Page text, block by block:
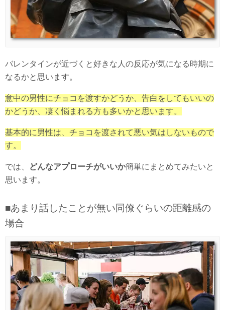
バレンタインが近づくと好きな人の反応が気になる時期に
なるかと思います。
意中の男性にチョコを渡すかどうか、告白をしてもいいの
かどうか、凄く悩まれる方も多いかと思います。
基本的に男性は、チョコを渡されて悪い気はしないもので
す。
では、 どんなアプローチがいいか簡単にまとめてみたいと
思います。
■あまり話したことが無い同僚ぐらいの距離感の
場合